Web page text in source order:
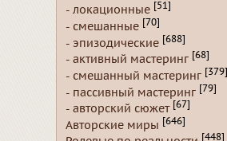
- локационные [51]
- смешанные [70]
- эпизодические [688]
- активный мастеринг [68]
- смешанный мастеринг [379]
- пассивный мастеринг [79]
- авторский сюжет [67]
Авторские миры [646]
[448]